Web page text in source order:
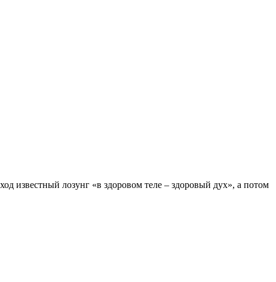
известный лозунг «в здоровом теле – здоровый дух», а потом